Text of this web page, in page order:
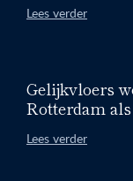
Lees verder
Gelijkvloers
Rotterdam
Lees verder